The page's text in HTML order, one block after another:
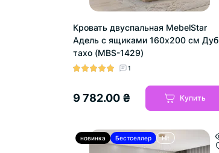
Кровать двуспальная MebelStar
Адель с ящиками 160x200 см Дуб
тахо (MBS-1429)
1
9 782.00 ₴ Купить
новинка Бестселлер Hit